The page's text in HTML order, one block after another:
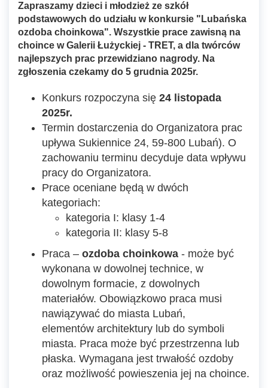
Zapraszamy dzieci i młodzież ze szkół
podstawowych do udziału w konkursie "Lubańska
ozdoba choinkowa". Wszystkie prace zawisną na
choince w Galerii Łużyckiej - TRET, a dla twórców
najlepszych prac przewidziano nagrody. Na
zgłoszenia czekamy do 5 grudnia 2025r.
Konkurs rozpoczyna się 24 listopada
2025r.
Termin dostarczenia do Organizatora prac
upływa Sukiennice 24, 59-800 Lubań). O
zachowaniu terminu decyduje data wpływu
pracy do Organizatora.
Prace oceniane będą w dwóch
kategoriach:
kategoria I: klasy 1-4
kategoria II: klasy 5-8
Praca – ozdoba choinkowa - może być
wykonana w dowolnej technice, w
dowolnym formacie, z dowolnych
materiałów. Obowiązkowo praca musi
nawiązywać do miasta Lubań,
elementów architektury lub do symboli
miasta. Praca może być przestrzenna lub
płaska. Wymagana jest trwałość ozdoby
oraz możliwość powieszenia jej na choince.